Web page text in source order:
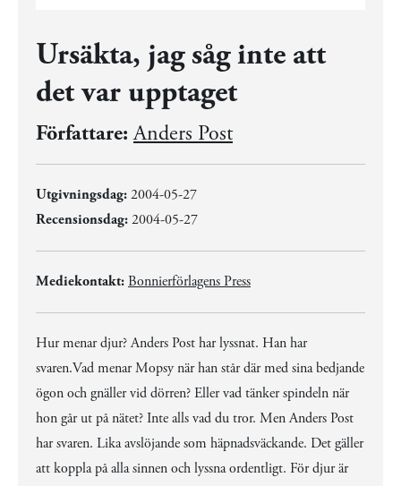
Ursäkta, jag såg inte att
det var upptaget
Författare: Anders Post
Utgivningsdag:2004-05-27
Recensionsdag:2004-05-27
Mediekontakt: Bonnierförlagens Press
Hur menar djur? Anders Post har lyssnat. Han har
svaren.Vad menar Mopsy när han står där med sina bedjande
ögon och gnäller vid dörren? Eller vad tänker spindeln när
hon går ut på nätet? Inte alls vad du tror. Men Anders Post
har svaren. Lika avslöjande som häpnadsväckande. Det gäller
att koppla på alla sinnen och lyssna ordentligt. För djur är